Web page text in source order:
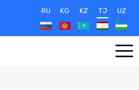
RU KG KZ TJ UZ